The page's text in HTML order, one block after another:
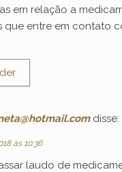
em relação a
que entre em contato
disse:
às 10:36
laudo de